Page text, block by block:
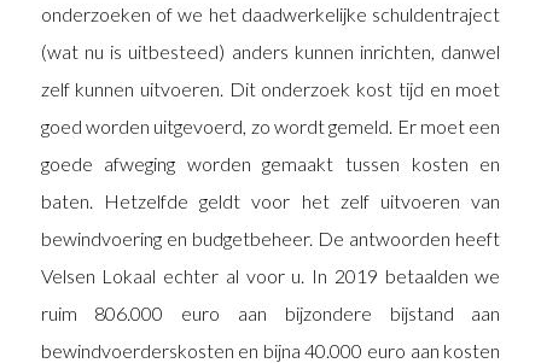
onderzoeken of we het daadwerkelijke schuldentraject
(wat nu is uitbesteed) anders kunnen inrichten, danwel
zelf kunnen uitvoeren. Dit onderzoek kost tijd en moet
goed worden uitgevoerd, zo wordt gemeld. Er moet een
goede afweging worden gemaakt tussen kosten en
baten. Hetzelfde geldt voor het zelf uitvoeren van
bewindvoering en budgetbeheer. De antwoorden heeft
Velsen Lokaal echter al voor u. In 2019 betaalden we
ruim 806.000 euro aan bijzondere bijstand aan
bewindvoerderskosten en bijna 40.000 euro aan kosten